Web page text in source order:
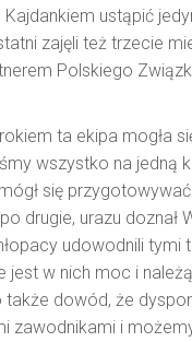
Kajdankiem ustąpić
zajęli też trzecie
Polskiego
ta ekipa mogła
wszystko na jedną
się
drugie, urazu doznał
udowodnili tymi
jest w nich moc i
także dowód, że
zawodnikami i